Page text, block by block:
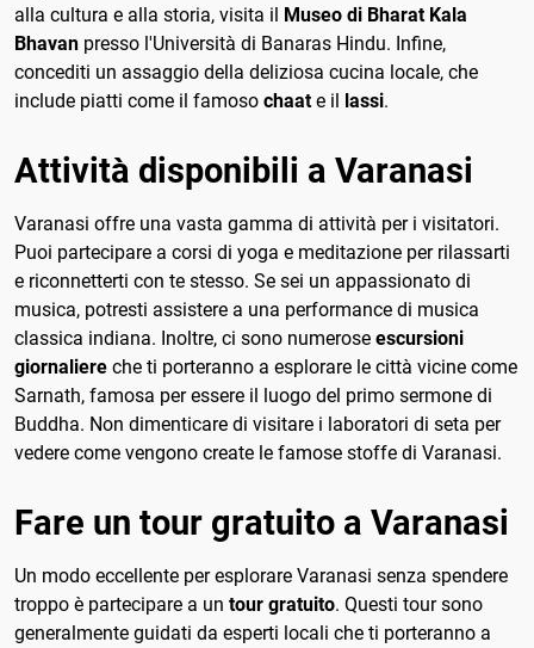
alla cultura e alla storia, visita il
Museo di Bharat Kala
Bhavan presso l'Università di Banaras Hindu. Infine,
concediti un assaggio della deliziosa cucina locale, che
include piatti come il famoso chaate il lassi.
Attività disponibili a Varanasi
Varanasi offre una vasta gamma di attività per i visitatori.
Puoi partecipare a corsi di yoga e meditazione per rilassarti
e riconnetterti con te stesso. Se sei un appassionato di
musica, potresti assistere a una performance di musica
classica indiana. Inoltre, ci sono numerose escursioni
giornaliere che ti porteranno a esplorare le città vicine come
Sarnath, famosa per essere il luogo del primo sermone di
Buddha. Non dimenticare di visitare i laboratori di seta per
vedere come vengono create le famose stoffe di Varanasi.
Fare un tour gratuito a Varanasi
Un modo eccellente per esplorare Varanasi senza spendere
troppo è partecipare a un tour gratuito. Questi tour sono
generalmente guidati da esperti locali che ti porteranno a